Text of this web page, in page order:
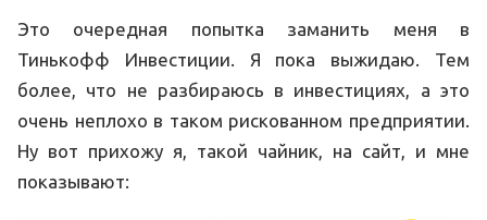
Это очередная попытка заманить меня в
Тинькофф Инвестиции. Я пока выжидаю. Тем
более, что не разбираюсь в инвестициях, а это
очень неплохо в таком рискованном предприятии.
Ну вот прихожу я, такой чайник, на сайт, и мне
показывают: